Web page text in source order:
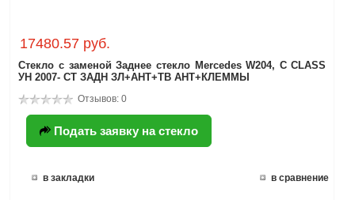
17480.57 руб.
Стекло с заменой Заднее стекло Mercedes W204, C CLASS
УН 2007- СТ ЗАДН ЗЛ+АНТ+ТВ АНТ+КЛЕММЫ
Отзывов: 0
Подать заявку на стекло
в закладки в сравнение